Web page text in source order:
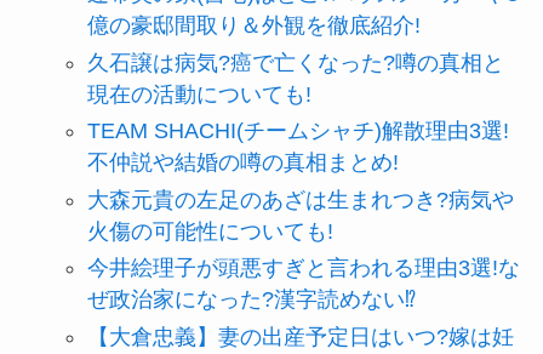
億の豪邸間取り＆外観を徹底紹介!
久石譲は病気?癌で亡くなった?噂の真相と
現在の活動についても!
TEAM SHACHI(チームシャチ)解散理由3選!
不仲説や結婚の噂の真相まとめ!
大森元貴の左足のあざは生まれつき?病気や
火傷の可能性についても!
今井絵理子が頭悪すぎと言われる理由3選!な
ぜ政治家になった?漢字読めない⁉
【大倉忠義】妻の出産予定日はいつ?嫁は妊